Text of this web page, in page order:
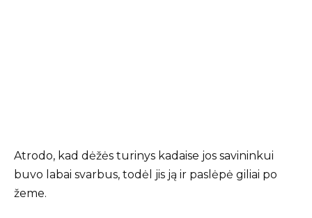
Atrodo, kad dėžės turinys kadaise jos savininkui
buvo labai svarbus, todėl jis ją ir paslėpė giliai po
žeme.